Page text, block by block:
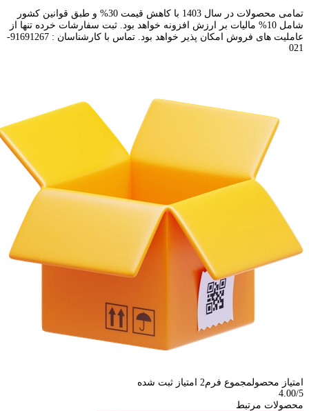
تمامی محصولات در سال 1403 با کاهش قیمت 30% و طبق قوانین کشور
شامل 10% مالیات بر ارزش افزونه خواهد بود. ثبت سفارشات خرده تنها از
عاملیت های فروش امکان پذیر خواهد بود. تماس با کارشناسان : 91691267-
021
امتیاز محصولمجموع فرم2 امتیاز ثبت شده
4.00/5
محصولات مرتبط